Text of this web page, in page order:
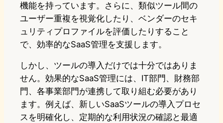
機能を持っています。さらに、類似ツール間の
ユーザー重複を視覚化したり、ベンダーのセキ
ュリティプロファイルを評価したりすること
で、効率的なSaaS管理を支援します。
しかし、ツールの導入だけでは十分ではありま
せん。効果的なSaaS管理には、IT部門、財務部
門、各事業部門が連携して取り組む必要があり
ます。例えば、新しいSaaSツールの導入プロセ
スを明確化し、定期的な利用状況の確認と最適